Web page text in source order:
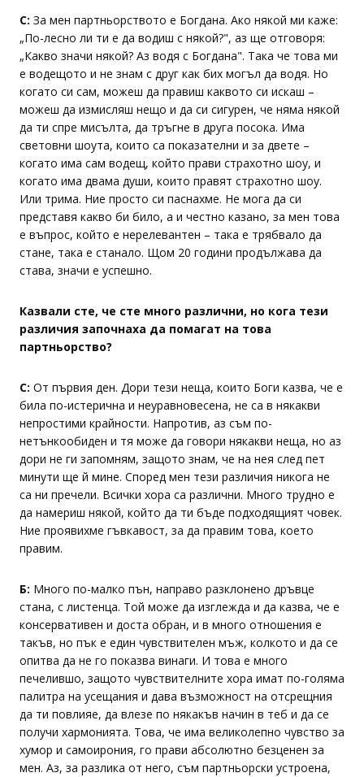
С: За мен партньорството е Богдана. Ако някой ми каже:
„По-лесно ли ти е да водиш с някой?", аз ще отговоря:
„Какво значи някой? Аз водя с Богдана". Така че това ми
е водещото и не знам с друг как бих могъл да водя. Но
когато си сам, можеш да правиш каквото си искаш –
можеш да измисляш нещо и да си сигурен, че няма някой
да ти спре мисълта, да тръгне в друга посока. Има
световни шоута, които са показателни и за двете –
когато има сам водещ, който прави страхотно шоу, и
когато има двама души, които правят страхотно шоу.
Или трима. Ние просто си паснахме. Не мога да си
представя какво би било, а и честно казано, за мен това
е въпрос, който е нерелевантен – така е трябвало да
стане, така е станало. Щом 20 години продължава да
става, значи е успешно.
Казвали сте, че сте много различни, но кога тези
различия започнаха да помагат на това
партньорство?
С: От първия ден. Дори тези неща, които Боги казва, че е
била по-истерична и неуравновесена, не са в някакви
непростими крайности. Напротив, аз съм по-
нетънкообиден и тя може да говори някакви неща, но аз
дори не ги запомням, защото знам, че на нея след пет
минути ще й мине. Според мен тези различия никога не
са ни пречели. Всички хора са различни. Много трудно е
да намериш някой, който да ти бъде подходящият човек.
Ние проявихме гъвкавост, за да правим това, което
правим.
Б: Много по-малко пън, направо разклонено дръвце
стана, с листенца. Той може да изглежда и да казва, че е
консервативен и доста обран, и в много отношения е
такъв, но пък е един чувствителен мъж, колкото и да се
опитва да не го показва винаги. И това е много
печелившо, защото чувствителните хора имат по-голяма
палитра на усещания и дава възможност на отсрещния
да ти повлияе, да влезе по някакъв начин в теб и да се
получи хармонията. Това, че има великолепно чувство за
хумор и самоирония, го прави абсолютно безценен за
мен. Аз, за разлика от него, съм партньорски устроена,